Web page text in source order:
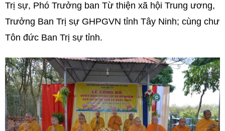
Trị sự, Phó Trưởng ban Từ thiện xã hội Trung ương,
Trưởng Ban Trị sự GHPGVN tỉnh Tây Ninh; cùng chư
Tôn đức Ban Trị sự tỉnh.